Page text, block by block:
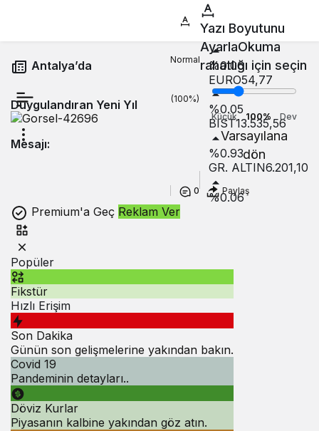
Yangın Kararı:USD47,57
%0.06
EURO54,77
%0.05
BIST13.535,56
%0.93
GR. ALTIN6.201,10
%0.06
Premium'a Geç Reklam Ver
Popüler
Fikstür
Hızlı Erişim
Son Dakika
Günün son gelişmelerine yakından bakın.
Covid 19
Pandeminin detayları..
Döviz Kurlar
Piyasanın kalbine yakından göz atın.
Antalya’da
Duygulandıran Yeni Yıl
Mesajı:
Normal
(100%)
Yazı Boyutunu
AyarlaOkuma
rahatlığı için seçin
Küçük 100% Dev
Varsayılana
dön
0 Paylaş